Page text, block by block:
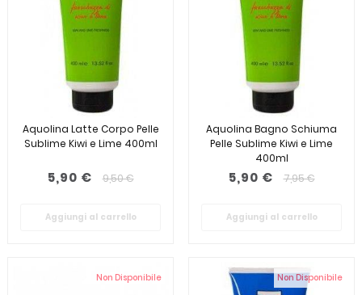
Aquolina Latte Corpo Pelle
Sublime Kiwi e Lime 400ml
5,90 € 9,50 €
Aggiungi al carrello
Aquolina Bagno Schiuma
Pelle Sublime Kiwi e Lime
400ml
5,90 € 7,95 €
Aggiungi al carrello
Non Disponibile Non Disponibile